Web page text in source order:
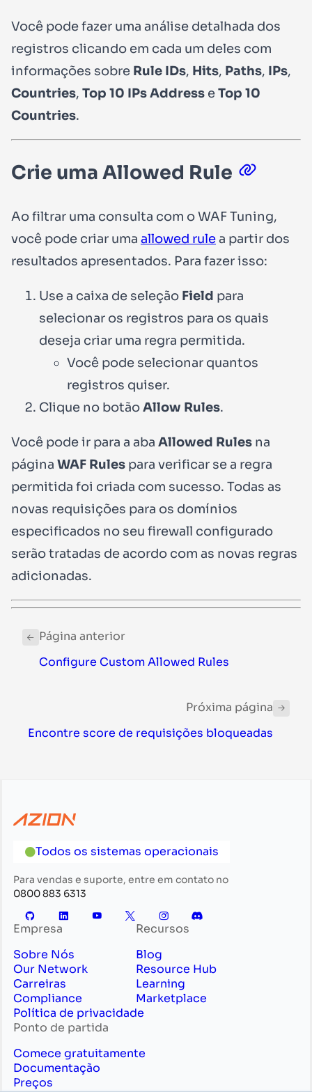
Você pode fazer uma análise detalhada dos
registros clicando em cada um deles com
informações sobre Rule IDs, Hits, Paths, IPs,
Countries, Top 10 IPs Address eTop 10
Countries.
Crie uma Allowed Rule
Ao filtrar uma consulta com o WAF Tuning,
você pode criar uma allowed rulea partir dos
resultados apresentados. Para fazer isso:
Use a caixa de seleção Field para
selecionar os registros para os quais
deseja criar uma regra permitida.
Você pode selecionar quantos
registros quiser.
Clique no botãoAllow Rules.
Você pode ir para a aba Allowed Rules na
página WAF Rules para verificar se a regra
permitida foi criada com sucesso. Todas as
novas requisições para os domínios
especificados no seu firewall configurado
serão tratadas de acordo com as novas regras
adicionadas.
Página anterior
Configure Custom Allowed Rules
Próxima página
Encontre score de requisições bloqueadas
Todos os sistemas operacionais
Para vendas e suporte, entre em contato no
0800 883 6313
Empresa
Sobre Nós
Our Network
Carreiras
Compliance
Política de privacidade
Recursos
Blog
Resource Hub
Learning
Marketplace
Ponto de partida
Comece gratuitamente
Documentação
Preços